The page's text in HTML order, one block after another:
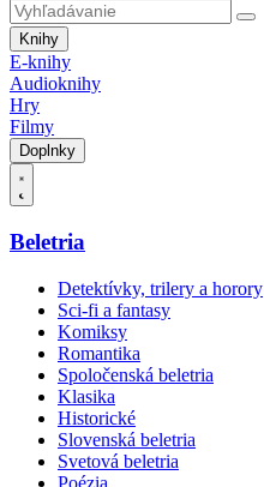
Knihy
E-knihy
Audioknihy
Hry
Filmy
Doplnky
Beletria
Detektívky, trilery a horory
Sci-fi a fantasy
Komiksy
Romantika
Spoločenská beletria
Klasika
Historické
Slovenská beletria
Svetová beletria
Poézia